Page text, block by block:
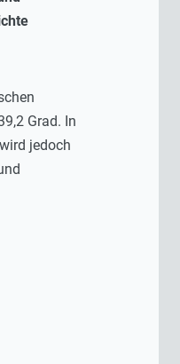
Grad. In
jedoch